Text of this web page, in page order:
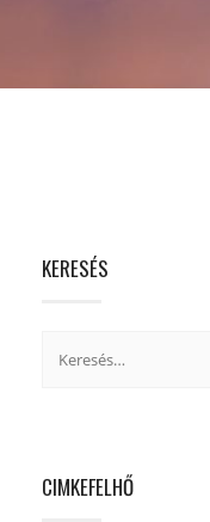
KERESÉS
CIMKEFELHŐ